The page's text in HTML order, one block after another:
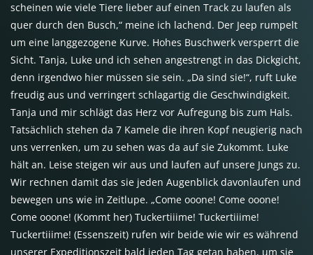
scheinen wie viele Tiere lieber auf einen Track zu laufen als
quer durch den Busch,“ meine ich lachend. Der Jeep rumpelt
um eine langgezogene Kurve. Hohes Buschwerk versperrt die
Sicht. Tanja, Luke und ich sehen angestrengt in das Dickgicht,
denn irgendwo hier müssen sie sein. „Da sind sie!“, ruft Luke
freudig aus und verringert schlagartig die Geschwindigkeit.
Tanja und mir schlägt das Herz vor Aufregung bis zum Hals.
Tatsächlich stehen da 7 Kamele die ihren Kopf neugierig nach
uns verrenken, um zu sehen was da auf sie Zukommt. Luke
hält an. Leise steigen wir aus und laufen auf unsere Jungs zu.
Wir rechnen damit das sie jeden Augenblick davonlaufen und
bewegen uns wie in Zeitlupe. „Come ooone! Come ooone!
Come ooone! (Kommt her) Tuckertiiime! Tuckertiiime!
Tuckertiiime! (Essenszeit) rufen wir beide wie wir es während
unserer Expeditionszeit bald jeden Tag getan haben, um sie